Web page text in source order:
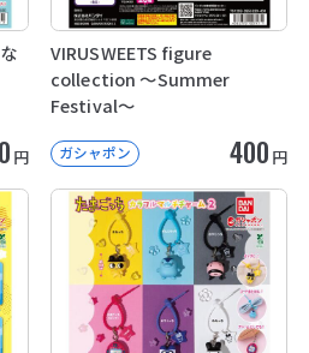
円
VIRUSWEETS figure
collection ～Summer
Festival～
ガシャポン 400 円